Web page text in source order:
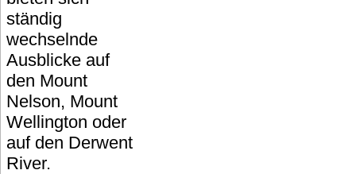
ständig
wechselnde
Ausblicke auf
den Mount
Nelson, Mount
Wellington oder
auf den Derwent
River.